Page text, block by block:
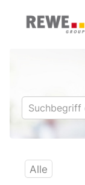
REWE
BILLA
PENNY
BIPA
Alle